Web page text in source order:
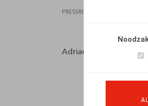
PRESSROOM
Adriaens, B.,